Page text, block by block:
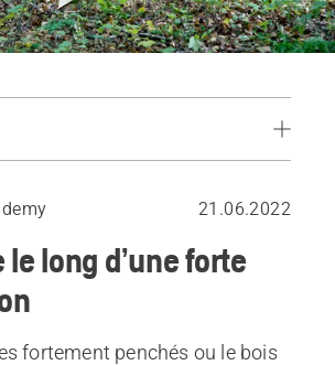
côté de la pression
21.06.2022
long d’une forte
fortement penchés ou le bois